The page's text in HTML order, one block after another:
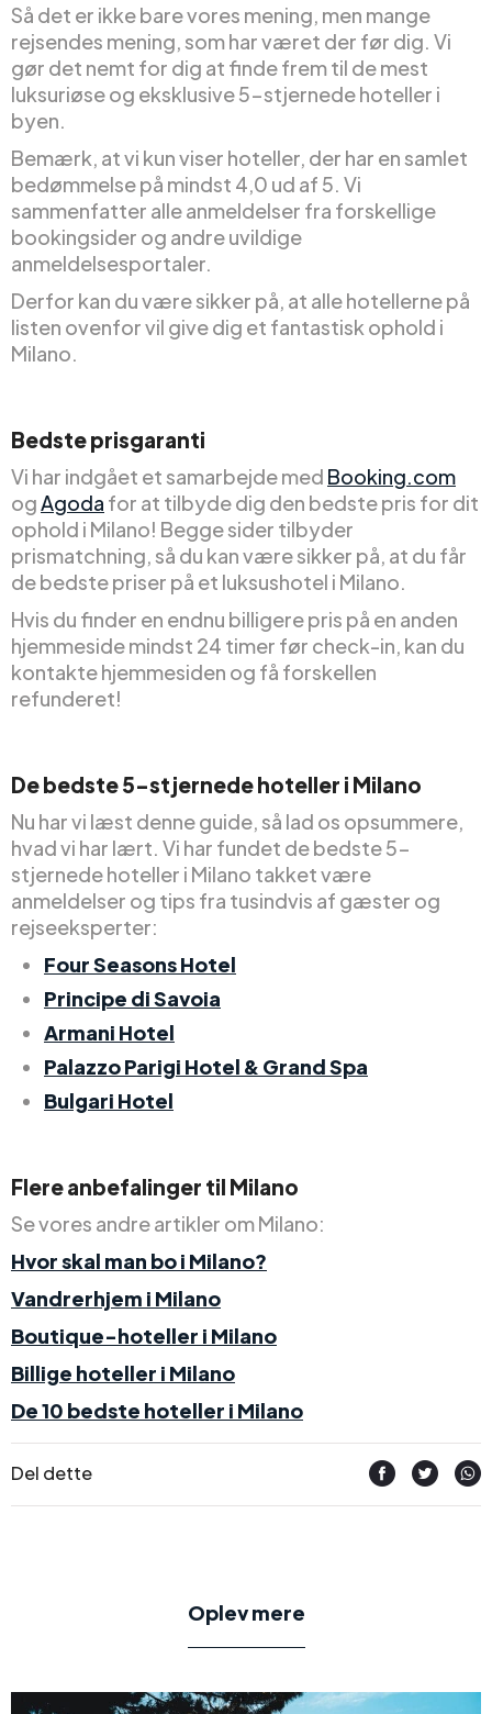
Så det er ikke bare vores mening, men mange
rejsendes mening, som har været der før dig. Vi
gør det nemt for dig at finde frem til de mest
luksuriøse og eksklusive 5-stjernede hoteller i
byen.
Bemærk, at vi kun viser hoteller, der har en samlet
bedømmelse på mindst 4,0 ud af 5. Vi
sammenfatter alle anmeldelser fra forskellige
bookingsider og andre uvildige
anmeldelsesportaler.
Derfor kan du være sikker på, at alle hotellerne på
listen ovenfor vil give dig et fantastisk ophold i
Milano.
Bedste prisgaranti
Vi har indgået et samarbejde med Booking.com
og Agoda for at tilbyde dig den bedste pris for dit
ophold i Milano! Begge sider tilbyder
prismatchning, så du kan være sikker på, at du får
de bedste priser på et luksushotel i Milano.
Hvis du finder en endnu billigere pris på en anden
hjemmeside mindst 24 timer før check-in, kan du
kontakte hjemmesiden og få forskellen
refunderet!
De bedste 5-stjernede hoteller i Milano
Nu har vi læst denne guide, så lad os opsummere,
hvad vi har lært. Vi har fundet de bedste 5-
stjernede hoteller i Milano takket være
anmeldelser og tips fra tusindvis af gæster og
rejseeksperter:
Four Seasons Hotel
Principe di Savoia
Armani Hotel
Palazzo Parigi Hotel & Grand Spa
Bulgari Hotel
Flere anbefalinger til Milano
Se vores andre artikler om Milano:
Hvor skal man bo i Milano?
Vandrerhjem i Milano
Boutique-hoteller i Milano
Billige hoteller i Milano
De 10 bedste hoteller i Milano
Del dette
Oplev mere